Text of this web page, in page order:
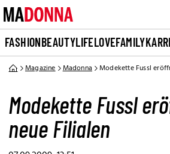
FASHIONBEAUTYLIFELOVEFAMILY
Magazine Madonna Modekette Fussl
Modekette Fussl
neue Filialen